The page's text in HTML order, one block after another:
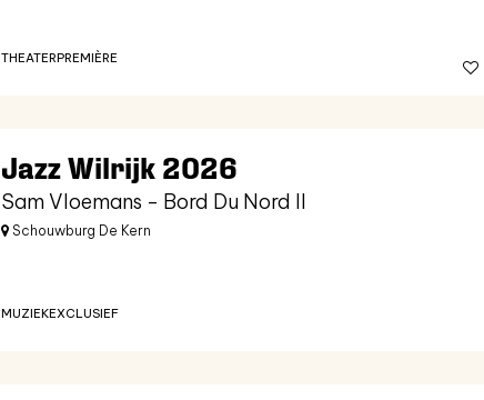
THEATERPREMIÈRE
Jazz Wilrijk 2026
Sam Vloemans - Bord Du Nord II
Schouwburg De Kern
MUZIEKEXCLUSIEF